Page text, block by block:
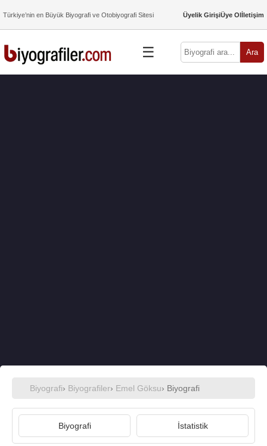
Türkiye’nin en Büyük Biyografi ve Otobiyografi Sitesi Üyelik GirişiÜye Olİletişim
☰ Ara
Biyografi› Biyografiler› Emel Göksu› Biyografi
Biyografi İstatistik